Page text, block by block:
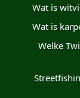
Wat is
Wat is
Welke